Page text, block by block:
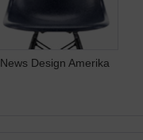
News Design Amerika